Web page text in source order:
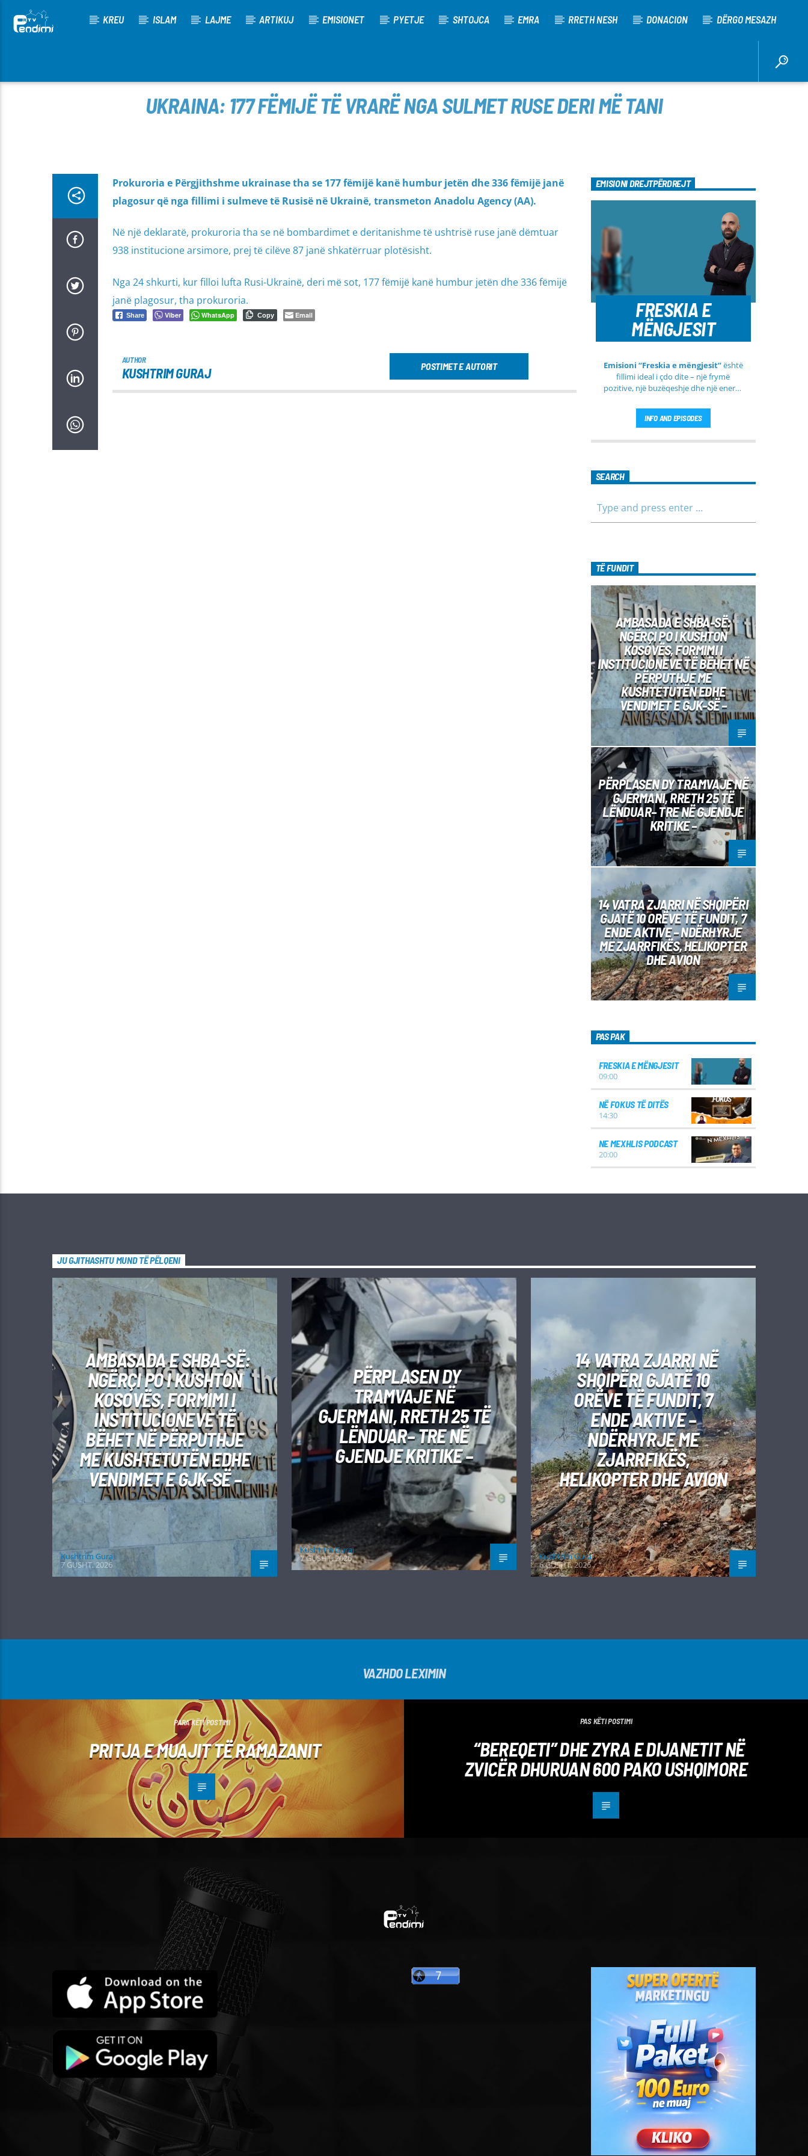
KREU ISLAM LAJME ARTIKUJ EMISIONET PYETJE SHTOJCA EMRA RRETH NESH DONACION DËRGO MESAZH
UKRAINA: 177 FËMIJË TË VRARË NGA SULMET RUSE DERI MË TANI
Prokuroria e Përgjithshme ukrainase tha se 177 fëmijë kanë humbur jetën dhe 336 fëmijë janë
plagosur që nga fillimi i sulmeve të Rusisë në Ukrainë, transmeton Anadolu Agency (AA).
Në një deklaratë, prokuroria tha se në bombardimet e deritanishme të ushtrisë ruse janë dëmtuar
938 institucione arsimore, prej të cilëve 87 janë shkatërruar plotësisht.
Nga 24 shkurti, kur filloi lufta Rusi-Ukrainë, deri më sot, 177 fëmijë kanë humbur jetën dhe 336 fëmijë
janë plagosur, tha prokuroria.
Share Viber WhatsApp Copy Email
AUTHOR
KUSHTRIM GURAJ POSTIMET E AUTORIT
EMISIONI DREJTPËRDREJT
FRESKIA E
MËNGJESIT
Emisioni “Freskia e mëngjesit”është
fillimi ideal i çdo dite – një frymë
pozitive, një buzëqeshje dhe një energji
RTV Pendimi. Ky emision i përditshëm
synon ta bëjë mëngjesin tuaj më të
ngrohtë, duke ju shoqëruar në orët e
larmishme dhe të dobishme për të
gjithë familjen.
INFO AND EPISODES
SEARCH
TË FUNDIT
AMBASADA E SHBA-SË:
NGËRÇI PO I KUSHTON
KOSOVËS, FORMIMI I
INSTITUCIONEVE TË BËHET NË
PËRPUTHJE ME
KUSHTETUTËN EDHE
VENDIMET E GJK-SË –
PËRPLASEN DY TRAMVAJE NË
GJERMANI, RRETH 25 TË
LËNDUAR– TRE NË GJENDJE
KRITIKE –
14 VATRA ZJARRI NË SHQIPËRI
GJATË 10 ORËVE TË FUNDIT, 7
ENDE AKTIVE – NDËRHYRJE
ME ZJARRFIKËS, HELIKOPTER
DHE AVION
PAS PAK
FRESKIA E MËNGJESIT
09:00
NË FOKUS TË DITËS
14:30
NE MEXHLIS PODCAST
20:00
JU GJITHASHTU MUND TË PËLQENI
AMBASADA E SHBA-SË:
NGËRÇI PO I KUSHTON
KOSOVËS, FORMIMI I
INSTITUCIONEVE TË
BËHET NË PËRPUTHJE
ME KUSHTETUTËN EDHE
VENDIMET E GJK-SË –
Kushtrim Guraj
7 GUSHT, 2026
PËRPLASEN DY
TRAMVAJE NË
GJERMANI, RRETH 25 TË
LËNDUAR– TRE NË
GJENDJE KRITIKE –
Kushtrim Guraj
7 GUSHT, 2026
14 VATRA ZJARRI NË
SHQIPËRI GJATË 10
ORËVE TË FUNDIT, 7
ENDE AKTIVE –
NDËRHYRJE ME
ZJARRFIKËS,
HELIKOPTER DHE AVION
Kushtrim Guraj
6 GUSHT, 2026
VAZHDO LEXIMIN
PARA KËTI POSTIMI
PRITJA E MUAJIT TË RAMAZANIT
PAS KËTI POSTIMI
“BEREQETI” DHE ZYRA E DIJANETIT NË
ZVICËR DHURUAN 600 PAKO USHQIMORE